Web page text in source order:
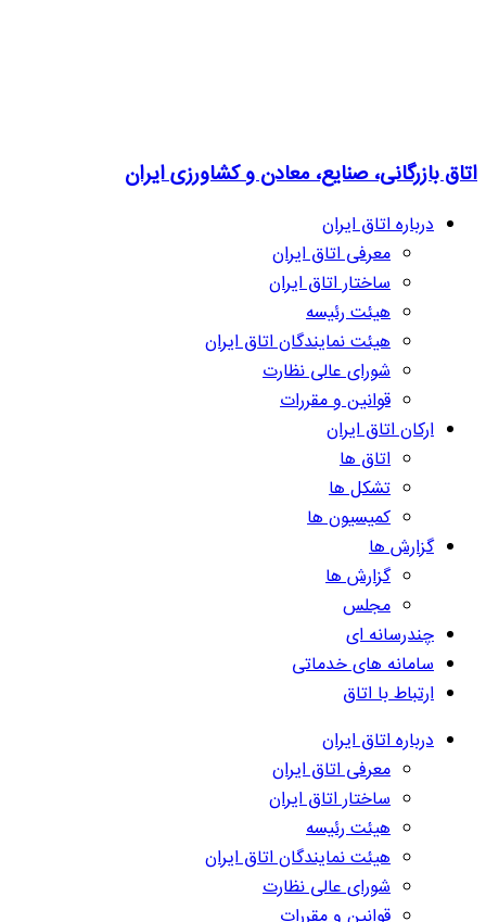
اتاق بازرگانی، صنایع، معادن و کشاورزی ایران
درباره اتاق ایران
معرفی اتاق ایران
ساختار اتاق ایران
هیئت رئیسه
هیئت نمایندگان اتاق ایران
شورای عالی نظارت
قوانین و مقررات
ارکان اتاق ایران
اتاق ها
تشکل ها
کمیسیون ها
گزارش ها
گزارش ها
مجلس
چندرسانه ای
سامانه های خدماتی
ارتباط با اتاق
درباره اتاق ایران
معرفی اتاق ایران
ساختار اتاق ایران
هیئت رئیسه
هیئت نمایندگان اتاق ایران
شورای عالی نظارت